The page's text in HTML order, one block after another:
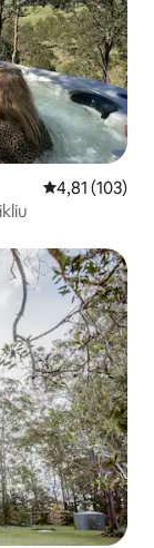
Vidutinis
4,81 (103)